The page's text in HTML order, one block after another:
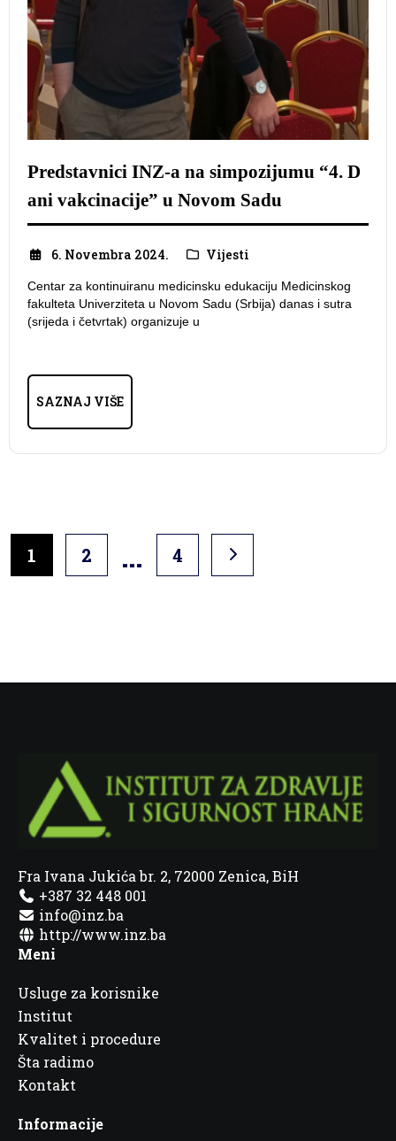
Predstavnici INZ-a na simpozijumu “4. D
ani vakcinacije” u Novom Sadu
6. Novembra 2024. Vijesti
Centar za kontinuiranu medicinsku edukaciju Medicinskog
fakulteta Univerziteta u Novom Sadu (Srbija) danas i sutra
(srijeda i četvrtak) organizuje u
SAZNAJ VIŠE
1 2 … 4
Fra Ivana Jukića br. 2, 72000 Zenica, BiH
+387 32 448 001
info@inz.ba
http://www.inz.ba
Meni
Usluge za korisnike
Institut
Kvalitet i procedure
Šta radimo
Kontakt
Informacije